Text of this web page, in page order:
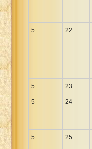
5 22
5 23
5 24
5 25